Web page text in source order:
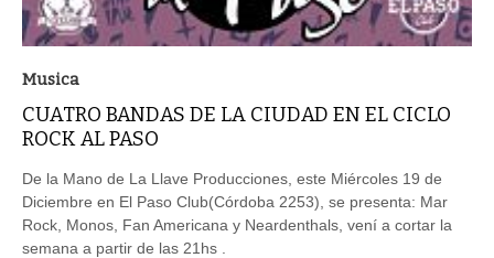
Musica
CUATRO BANDAS DE LA CIUDAD EN EL CICLO
ROCK AL PASO
De la Mano de La Llave Producciones, este Miércoles 19 de
Diciembre en El Paso Club(Córdoba 2253), se presenta: Mar
Rock, Monos, Fan Americana y Neardenthals, vení a cortar la
semana a partir de las 21hs .